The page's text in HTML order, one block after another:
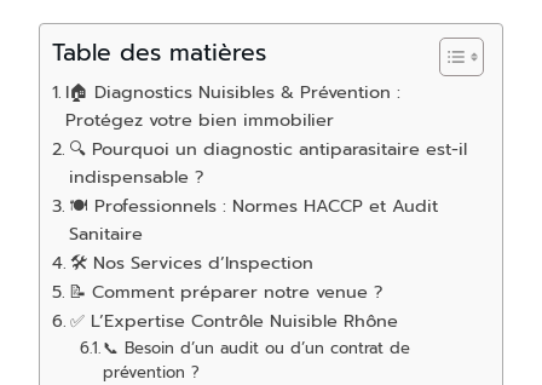
Table des matières
I🏠 Diagnostics Nuisibles & Prévention :
Protégez votre bien immobilier
🔍 Pourquoi un diagnostic antiparasitaire est-il
indispensable ?
🍽️ Professionnels : Normes HACCP et Audit
Sanitaire
🛠️ Nos Services d’Inspection
📝 Comment préparer notre venue ?
✅ L’Expertise Contrôle Nuisible Rhône
📞 Besoin d’un audit ou d’un contrat de
prévention ?